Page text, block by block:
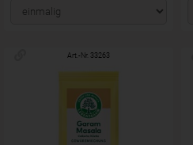
Art.-Nr. 33263